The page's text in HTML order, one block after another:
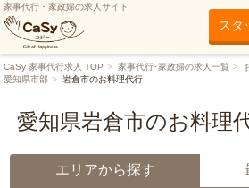
家事代行・家政婦の求人サイト
スタ
CaSy 家事代行求人 TOP 家事代行･家政婦の求人一覧
愛知県市部
岩倉市のお料理代行
愛知県岩倉市のお料理
エリアから探す